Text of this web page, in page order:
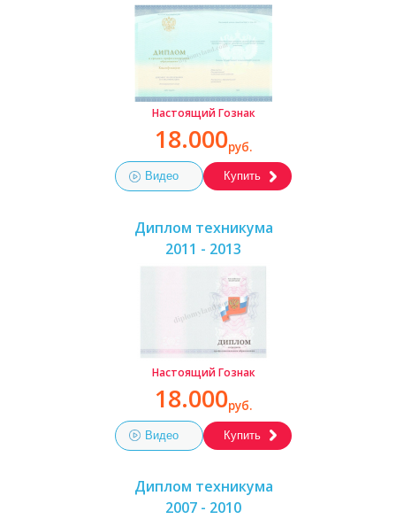
Настоящий Гознак
18.000руб.
Видео Купить
Диплом техникума
2011 - 2013
Настоящий Гознак
18.000руб.
Видео Купить
Диплом техникума
2007 - 2010